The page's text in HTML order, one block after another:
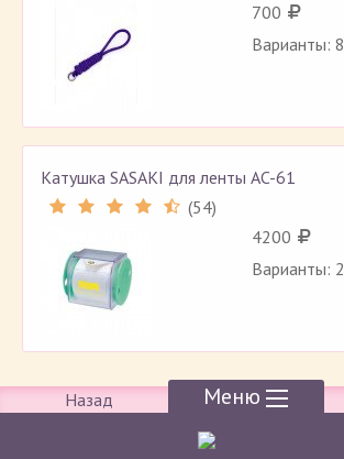
700
Варианты: 8
Катушка SASAKI для ленты AC-61
(54)
4200
Варианты: 2
Назад Меню